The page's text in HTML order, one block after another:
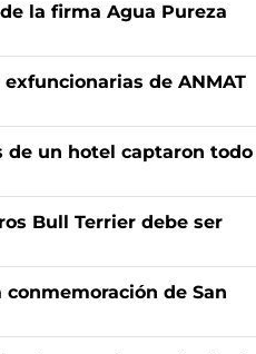
la firma Agua Pureza
de ANMAT
de un hotel captaron todo
Bull Terrier debe ser
de San